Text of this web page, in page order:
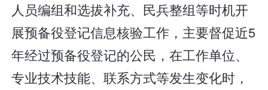
人员编组和选拔补充、民兵整组等时机开
展预备役登记信息核验工作，主要督促近5
年经过预备役登记的公民，在工作单位、
专业技术技能、联系方式等发生变化时，